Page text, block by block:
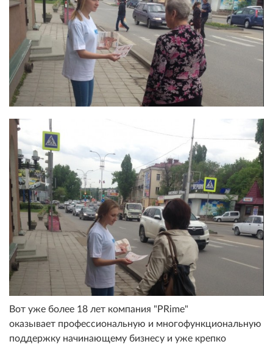
Вот уже более 18 лет компания "PRime"
оказывает профессиональную и многофункциональную
поддержку начинающему бизнесу и уже крепко